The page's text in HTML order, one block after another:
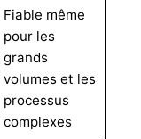
Fiable même
pour les
grands
volumes et les
processus
complexes